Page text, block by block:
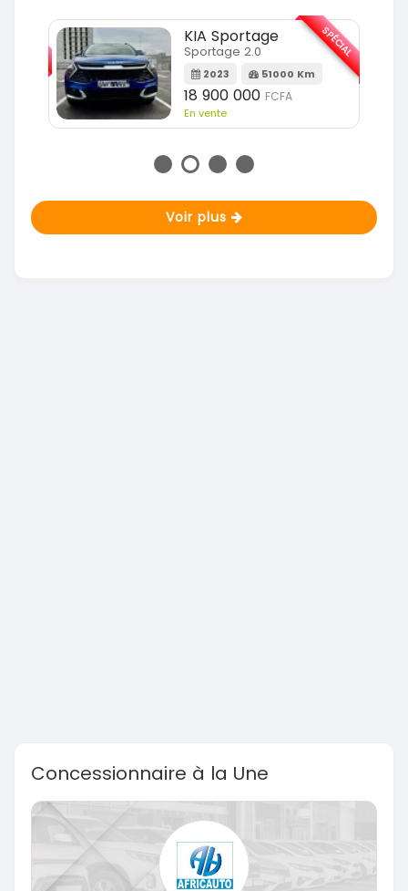
KIA Sportage
Sportage 2.0
2023 51000 Km
18 900 000 FCFA
En vente
SPÉCIAL
Voir plus
Concessionnaire à la Une